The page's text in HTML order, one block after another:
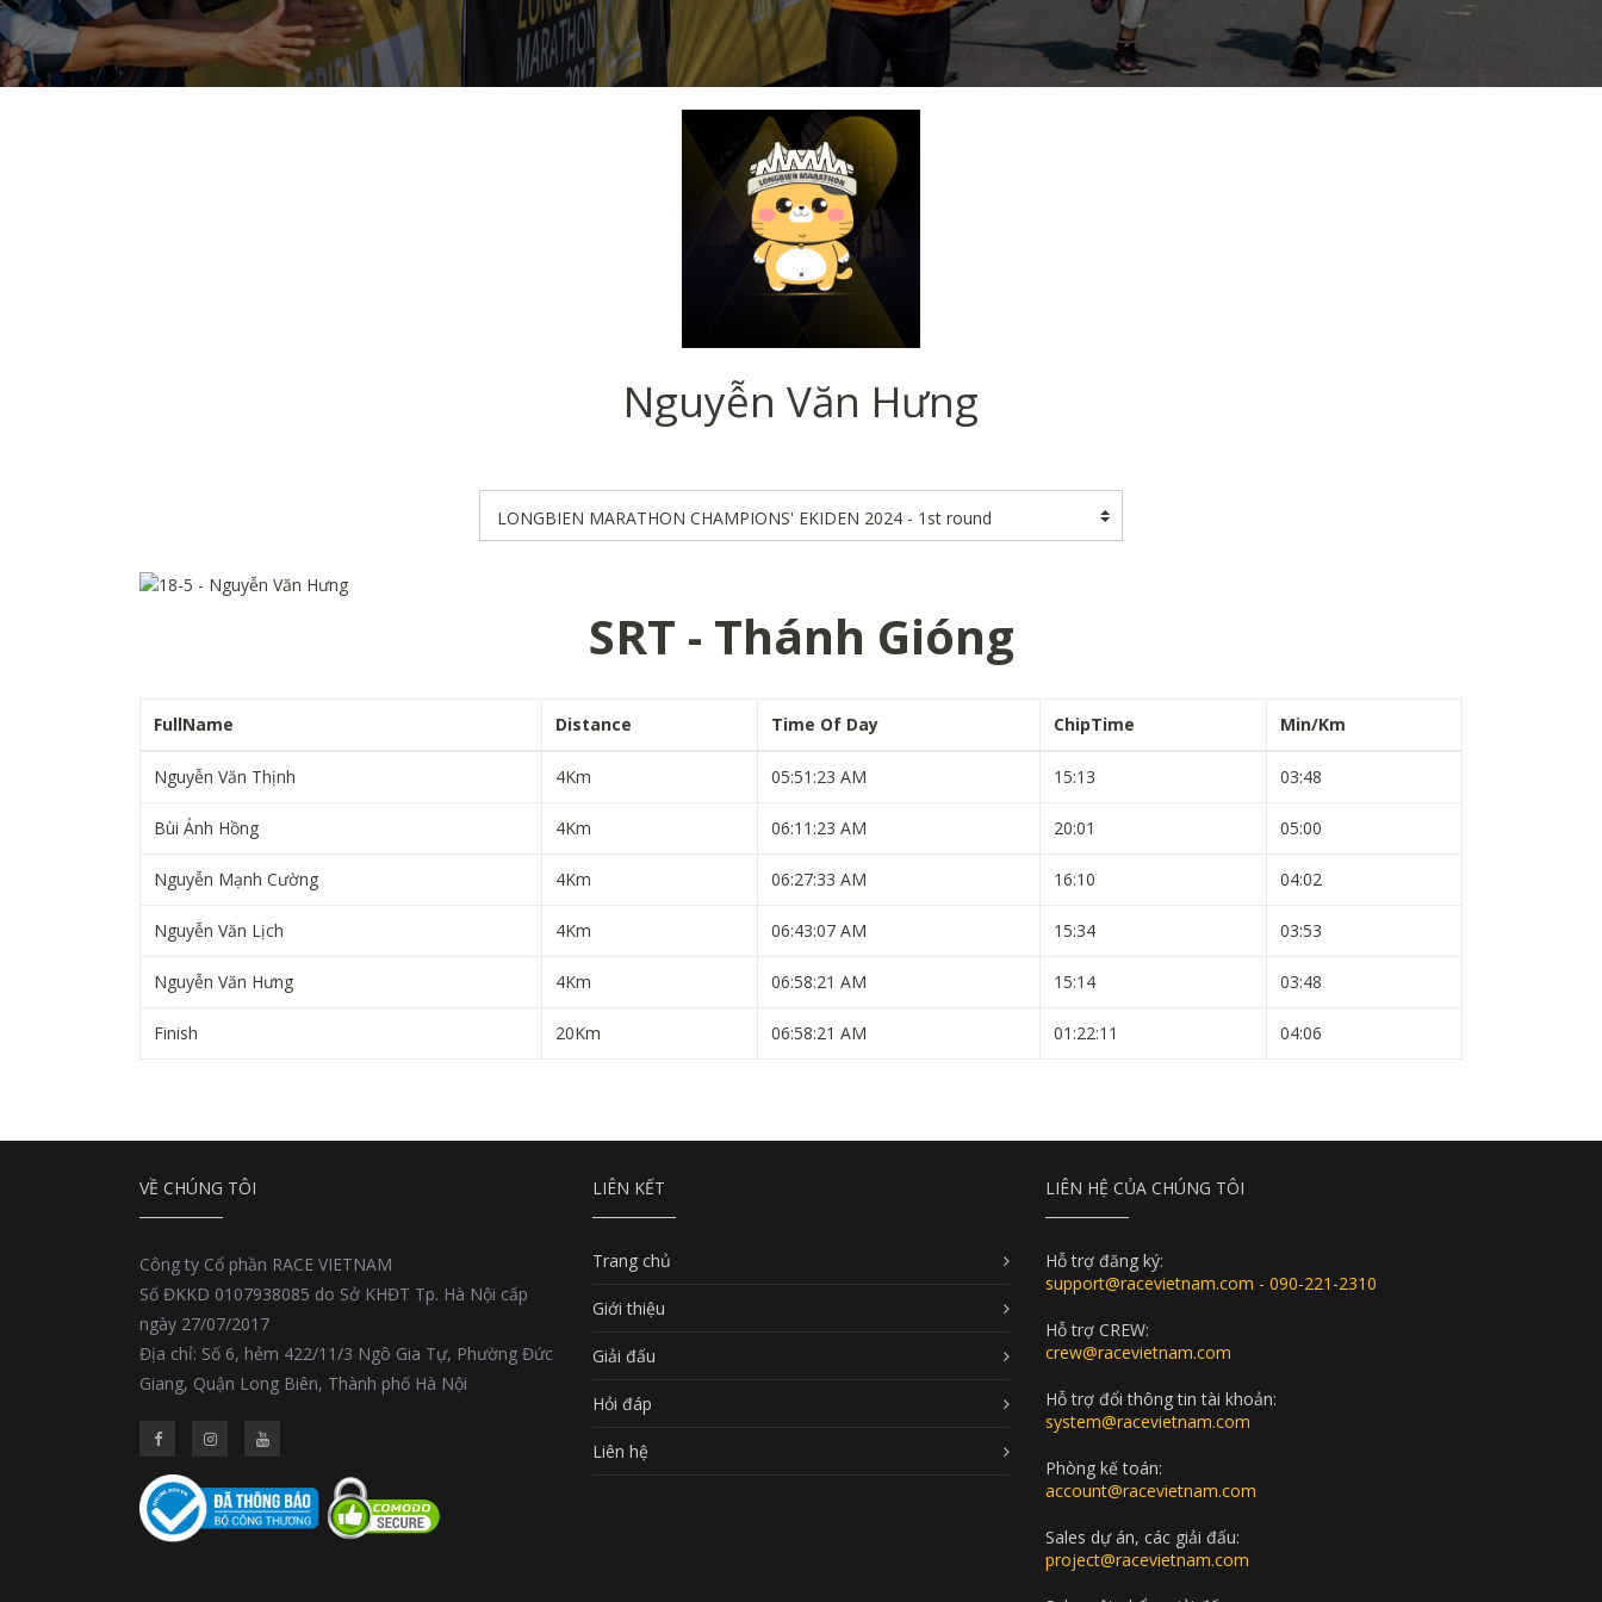
Nguyễn Văn Hưng
SRT - Thánh Gióng
FullName Distance Time Of Day ChipTime Min/Km
Nguyễn Văn Thịnh 4Km 05:51:23 AM 15:13 03:48
Bùi Ánh Hồng 4Km 06:11:23 AM 20:01 05:00
Nguyễn Mạnh Cường 4Km 06:27:33 AM 16:10 04:02
Nguyễn Văn Lịch 4Km 06:43:07 AM 15:34 03:53
Nguyễn Văn Hưng 4Km 06:58:21 AM 15:14 03:48
Finish 20Km 06:58:21 AM 01:22:11 04:06
VỀ CHÚNG TÔI
Công ty Cổ phần RACE VIETNAM
Số ĐKKD 0107938085 do Sở KHĐT Tp. Hà Nội cấp
ngày 27/07/2017
Địa chỉ: Số 6, hẻm 422/11/3 Ngô Gia Tự, Phường Đức
Giang, Quận Long Biên, Thành phố Hà Nội
LIÊN KẾT
Trang chủ
Giới thiệu
Giải đấu
Hỏi đáp
Liên hệ
LIÊN HỆ CỦA CHÚNG TÔI
Hỗ trợ đăng ký:
support@racevietnam.com - 090-221-2310
Hỗ trợ CREW:
crew@racevietnam.com
Hỗ trợ đổi thông tin tài khoản:
system@racevietnam.com
Phòng kế toán:
account@racevietnam.com
Sales dự án, các giải đấu:
project@racevietnam.com